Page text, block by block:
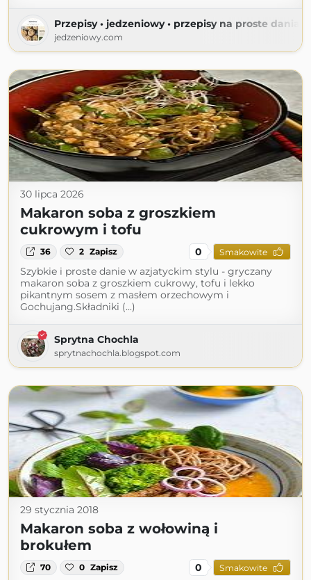
Przepisy • jedzeniowy • przepisy na proste dania
jedzeniowy.com
30 lipca 2026
Makaron soba z groszkiem
cukrowym i tofu
36 2 Zapisz 0 Smakowite
Szybkie i proste danie w azjatyckim stylu - gryczany
makaron soba z groszkiem cukrowy, tofu i lekko
pikantnym sosem z masłem orzechowym i
Gochujang.Składniki (...)
Sprytna Chochla
sprytnachochla.blogspot.com
29 stycznia 2018
Makaron soba z wołowiną i
brokułem
70 0 Zapisz 0 Smakowite